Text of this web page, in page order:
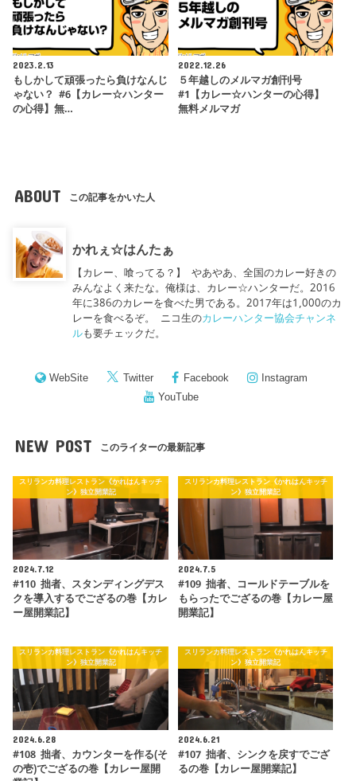
2023.2.13
もしかして頑張ったら負けなんじ
ゃない？ #6【カレー☆ハンター
の心得】無…
2022.12.26
５年越しのメルマガ創刊号
#1【カレー☆ハンターの心得】
無料メルマガ
ABOUT この記事をかいた人
かれぇ☆はんたぁ
【カレー、喰ってる？】 やあやあ、全国のカレー好きの
みんなよく来たな。俺様は、カレー☆ハンターだ。2016
年に386のカレーを食べた男である。2017年は1,000のカ
レーを食べるぞ。 ニコ生のカレーハンター協会チャンネ
ルも要チェックだ。
WebSite Twitter Facebook
Instagram
YouTube
NEW POST このライターの最新記事
スリランカ料理レストラン《かれはんキッチ
ン》独立開業記
2024.7.12
#110 拙者、スタンディングデス
クを導入するでござるの巻【カレ
ー屋開業記】
スリランカ料理レストラン《かれはんキッチ
ン》独立開業記
2024.7.5
#109 拙者、コールドテーブルを
もらったでござるの巻【カレー屋
開業記】
スリランカ料理レストラン《かれはんキッチ
ン》独立開業記
2024.6.28
#108 拙者、カウンターを作る(そ
の壱)でござるの巻【カレー屋開
スリランカ料理レストラン《かれはんキッチ
ン》独立開業記
2024.6.21
#107 拙者、シンクを戻すでござ
るの巻【カレー屋開業記】